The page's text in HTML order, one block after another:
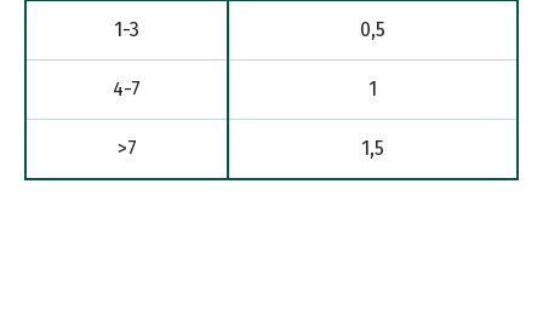
1-3 0,5
4-7 1
>7 1,5